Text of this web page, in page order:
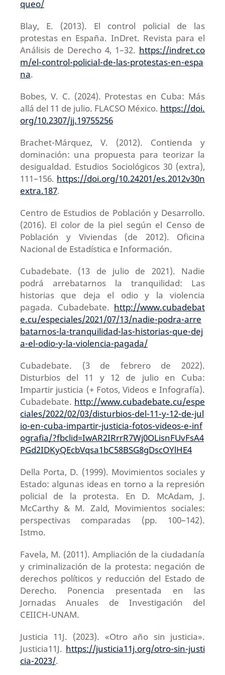
queo/
Blay, E. (2013). El control policial de las
protestas en España. InDret. Revista para el
Análisis de Derecho 4, 1–32. https://indret.co
m/el-control-policial-de-las-protestas-en-espa
na.
Bobes, V. C. (2024). Protestas en Cuba: Más
allá del 11 de julio. FLACSO México. https://doi.
org/10.2307/jj.19755256
Brachet-Márquez, V. (2012). Contienda y
dominación: una propuesta para teorizar la
desigualdad. Estudios Sociológicos 30 (extra),
111–156. https://doi.org/10.24201/es.2012v30n
extra.187.
Centro de Estudios de Población y Desarrollo.
(2016). El color de la piel según el Censo de
Población y Viviendas (de 2012). Oficina
Nacional de Estadística e Información.
Cubadebate. (13 de julio de 2021). Nadie
podrá arrebatarnos la tranquilidad: Las
historias que deja el odio y la violencia
pagada. Cubadebate. http://www.cubadebat
e.cu/especiales/2021/07/13/nadie-podra-arre
batarnos-la-tranquilidad-las-historias-que-dej
a-el-odio-y-la-violencia-pagada/
Cubadebate. (3 de febrero de 2022).
Disturbios del 11 y 12 de julio en Cuba:
Impartir justicia (+ Fotos, Videos e Infografía).
Cubadebate. http://www.cubadebate.cu/espe
ciales/2022/02/03/disturbios-del-11-y-12-de-jul
io-en-cuba-impartir-justicia-fotos-videos-e-inf
ografia/?fbclid=IwAR2IRrrR7Wj0OLisnFUvFsA4
PGd2IDKyQEcbVqsa1bC58BSG8gDscOYlHE4
Della Porta, D. (1999). Movimientos sociales y
Estado: algunas ideas en torno a la represión
policial de la protesta. En D. McAdam, J.
McCarthy & M. Zald, Movimientos sociales:
perspectivas comparadas (pp. 100–142).
Istmo.
Favela, M. (2011). Ampliación de la ciudadanía
y criminalización de la protesta: negación de
derechos políticos y reducción del Estado de
Derecho. Ponencia presentada en las
Jornadas Anuales de Investigación del
CEIICH-UNAM.
Justicia 11J. (2023). «Otro año sin justicia».
Justicia11J. https://justicia11j.org/otro-sin-justi
cia-2023/.